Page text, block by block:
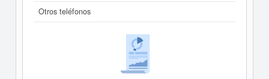
Otros teléfonos